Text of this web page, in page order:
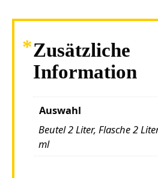
Zusätzliche
Information
Auswahl
Beutel 2 Liter, Flasche 2
ml